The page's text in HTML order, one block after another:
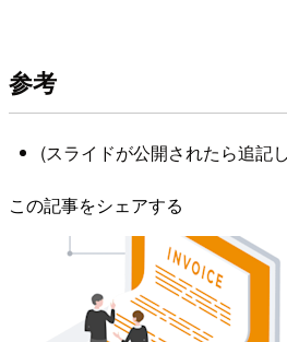
参考
(スライドが公開されたら追記
この記事をシェアする